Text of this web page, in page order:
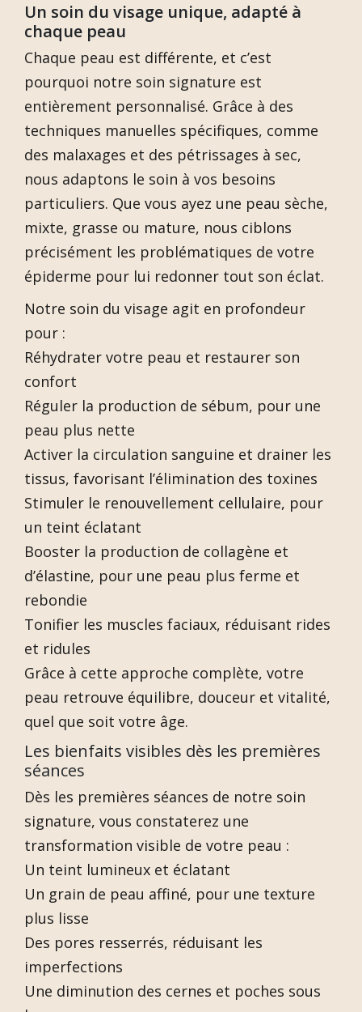
Un soin du visage unique, adapté à
chaque peau
Chaque peau est différente, et c’est
pourquoi notre soin signature est
entièrement personnalisé. Grâce à des
techniques manuelles spécifiques, comme
des malaxages et des pétrissages à sec,
nous adaptons le soin à vos besoins
particuliers. Que vous ayez une peau sèche,
mixte, grasse ou mature, nous ciblons
précisément les problématiques de votre
épiderme pour lui redonner tout son éclat.
Notre soin du visage agit en profondeur
pour :
Réhydrater votre peau et restaurer son
confort
Réguler la production de sébum, pour une
peau plus nette
Activer la circulation sanguine et drainer les
tissus, favorisant l’élimination des toxines
Stimuler le renouvellement cellulaire, pour
un teint éclatant
Booster la production de collagène et
d’élastine, pour une peau plus ferme et
rebondie
Tonifier les muscles faciaux, réduisant rides
et ridules
Grâce à cette approche complète, votre
peau retrouve équilibre, douceur et vitalité,
quel que soit votre âge.
Les bienfaits visibles dès les premières
séances
Dès les premières séances de notre soin
signature, vous constaterez une
transformation visible de votre peau :
Un teint lumineux et éclatant
Un grain de peau affiné, pour une texture
plus lisse
Des pores resserrés, réduisant les
imperfections
Une diminution des cernes et poches sous